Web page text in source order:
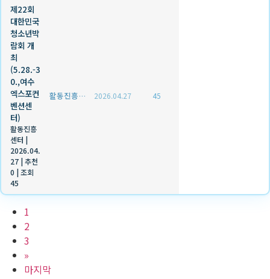
제22회
대한민국
청소년박
람회 개
최
(5.28.-3
0.,여수
엑스포컨
벤션센
터)
활동진흥
센터 |
2026.04.
27 |추천
0 |조회
45
활동진흥센터 2026.04.27 45
1
2
3
»
마지막